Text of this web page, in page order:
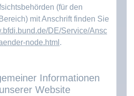
(für den
mit Anschrift finden Sie
DE/Service/Ansc
node.html .
Informationen
Website